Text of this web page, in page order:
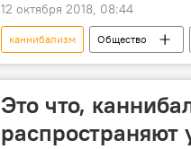
12 октября 2018, 08:44
каннибализм Общество
задержание
супруги
Это что,